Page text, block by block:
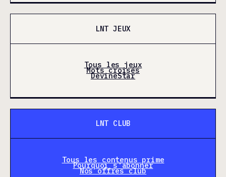
LNT JEUX
Tous les jeux
Mots croisés
DevineStar
LNT CLUB
Tous les contenus prime
Pourquoi s'abonner
Nos offres club